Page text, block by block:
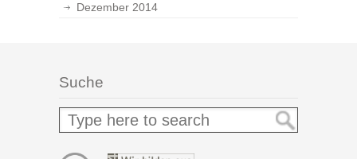
Dezember 2014
Suche